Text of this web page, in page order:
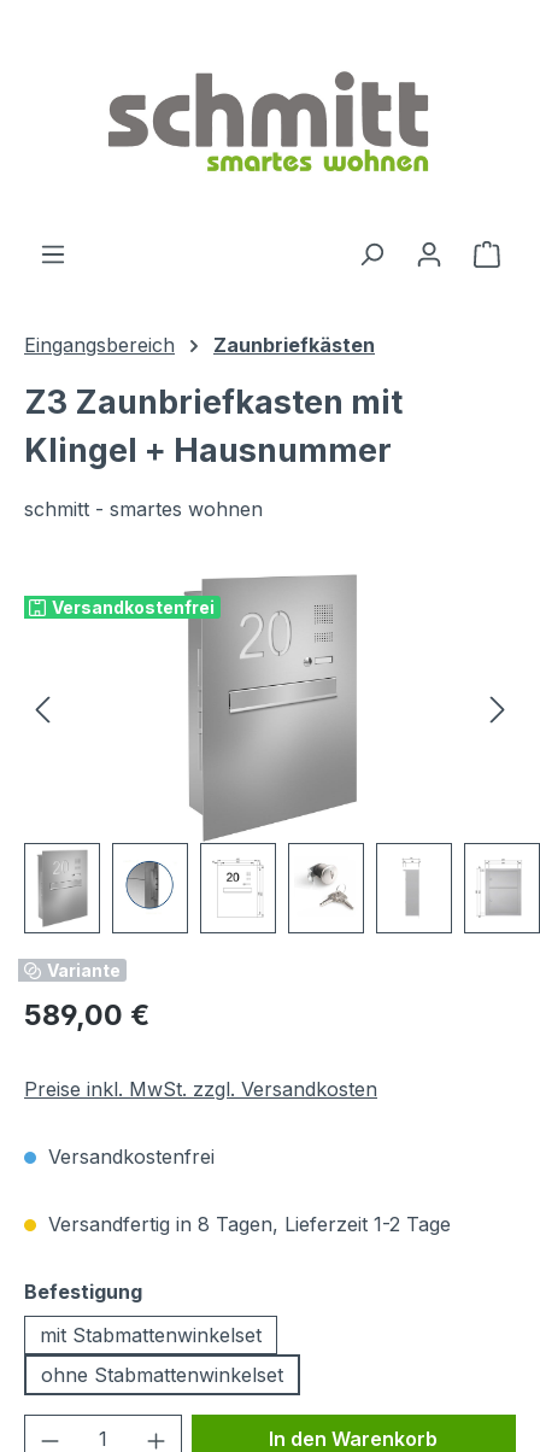
Eingangsbereich Zaunbriefkästen
Z3 Zaunbriefkasten mit
Klingel + Hausnummer
schmitt - smartes wohnen
Versandkostenfrei
Variante
Regulärer Preis:
589,00 €
Preise inkl. MwSt. zzgl. Versandkosten
Versandkostenfrei
Versandfertig in 8 Tagen, Lieferzeit 1-2 Tage
Befestigungauswählen
mit Stabmattenwinkelset
ohne Stabmattenwinkelset
Produkt Anzahl: Gib denIn den Warenkorb